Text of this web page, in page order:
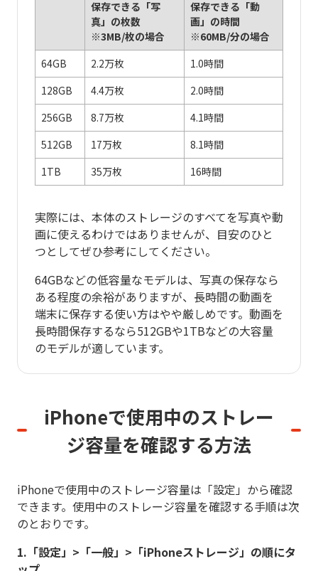
保存できる「写
真」の枚数
※3MB/枚の場合
保存できる「動
画」の時間
※60MB/分の場合
64GB
2.2万枚
1.0時間
128GB
4.4万枚
2.0時間
256GB
8.7万枚
4.1時間
512GB
17万枚
8.1時間
1TB
35万枚 16時間
実際には、本体のストレージのすべてを写真や動
画に使えるわけではありませんが、目安のひと
つとしてぜひ参考にしてください。
64GBなどの低容量なモデルは、写真の保存なら
ある程度の余裕がありますが、長時間の動画を
端末に保存する使い方はやや厳しめです。動画を
長時間保存するなら512GBや1TBなどの大容量
のモデルが適しています。
iPhoneで使用中のストレー
ジ容量を確認する方法
iPhoneで使用中のストレージ容量は「設定」から確認
できます。使用中のストレージ容量を確認する手順は次
のとおりです。
1.「設定」>「一般」>「iPhoneストレージ」の順にタ